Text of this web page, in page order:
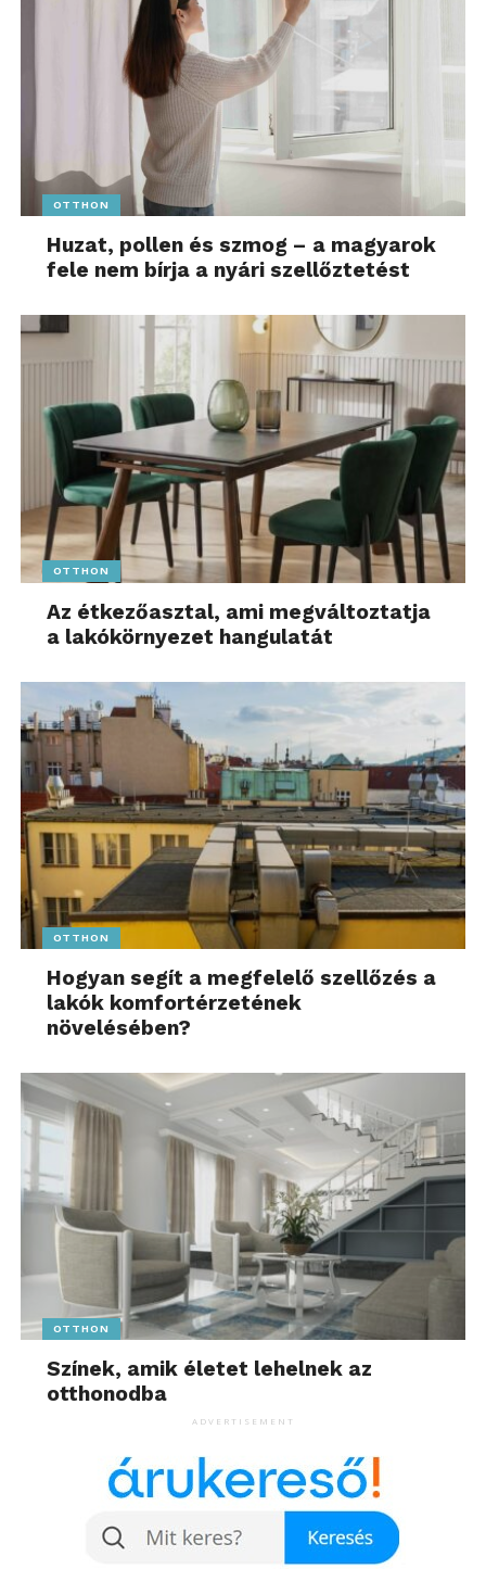
OTTHON
Huzat, pollen és szmog – a magyarok
fele nem bírja a nyári szellőztetést
OTTHON
Az étkezőasztal, ami megváltoztatja
a lakókörnyezet hangulatát
OTTHON
Hogyan segít a megfelelő szellőzés a
lakók komfortérzetének
növelésében?
OTTHON
Színek, amik életet lehelnek az
otthonodba
ADVERTISEMENT